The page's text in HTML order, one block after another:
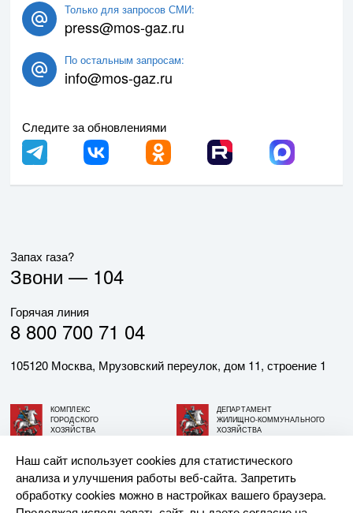
Только для запросов СМИ:
press@mos-gaz.ru
По остальным запросам:
info@mos-gaz.ru
Следите за обновлениями
Запах газа?
Звони — 104
Горячая линия
8 800 700 71 04
105120 Москва, Мрузовский переулок, дом 11, строение 1
КОМПЛЕКС
ГОРОДСКОГО
ХОЗЯЙСТВА
ДЕПАРТАМЕНТ
ЖИЛИЩНО-КОММУНАЛЬНОГО
ХОЗЯЙСТВА
© АО «МОСГАЗ», 2026. При использовании материалов
ссылка на сайт обязательна.
Наш сайт использует cookies для статистического
анализа и улучшения работы веб-сайта. Запретить
обработку cookies можно в настройках вашего браузера.